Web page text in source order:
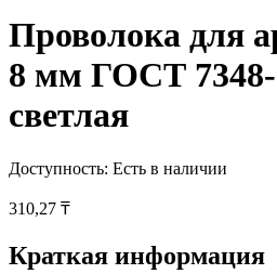
Проволока для
8 мм ГОСТ
светлая
Доступность: Есть в наличии
310,27 ₸
Краткая информация